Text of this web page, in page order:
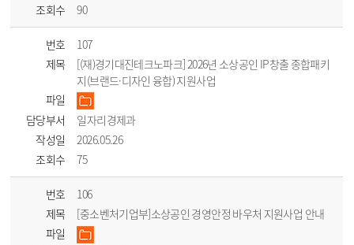
조회수
90
번호
107
제목
[(재)경기대진테크노파크] 2026년 소상공인 IP창출 종합패키
지(브랜드·디자인 융합) 지원사업
파일
담당부서
일자리경제과
작성일
2026.05.26
조회수
75
번호
106
제목
[중소벤처기업부]소상공인 경영안정 바우처 지원사업 안내
파일